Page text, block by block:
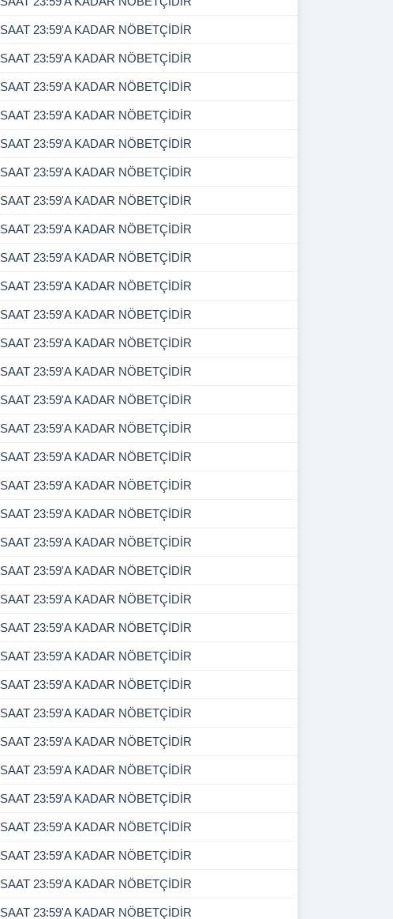
SAAT 23:59'A KADAR NÖBETÇİDİR
SAAT 23:59'A KADAR NÖBETÇİDİR
SAAT 23:59'A KADAR NÖBETÇİDİR
SAAT 23:59'A KADAR NÖBETÇİDİR
SAAT 23:59'A KADAR NÖBETÇİDİR
SAAT 23:59'A KADAR NÖBETÇİDİR
SAAT 23:59'A KADAR NÖBETÇİDİR
SAAT 23:59'A KADAR NÖBETÇİDİR
SAAT 23:59'A KADAR NÖBETÇİDİR
SAAT 23:59'A KADAR NÖBETÇİDİR
SAAT 23:59'A KADAR NÖBETÇİDİR
SAAT 23:59'A KADAR NÖBETÇİDİR
SAAT 23:59'A KADAR NÖBETÇİDİR
SAAT 23:59'A KADAR NÖBETÇİDİR
SAAT 23:59'A KADAR NÖBETÇİDİR
SAAT 23:59'A KADAR NÖBETÇİDİR
SAAT 23:59'A KADAR NÖBETÇİDİR
SAAT 23:59'A KADAR NÖBETÇİDİR
SAAT 23:59'A KADAR NÖBETÇİDİR
SAAT 23:59'A KADAR NÖBETÇİDİR
SAAT 23:59'A KADAR NÖBETÇİDİR
SAAT 23:59'A KADAR NÖBETÇİDİR
SAAT 23:59'A KADAR NÖBETÇİDİR
SAAT 23:59'A KADAR NÖBETÇİDİR
SAAT 23:59'A KADAR NÖBETÇİDİR
SAAT 23:59'A KADAR NÖBETÇİDİR
SAAT 23:59'A KADAR NÖBETÇİDİR
SAAT 23:59'A KADAR NÖBETÇİDİR
SAAT 23:59'A KADAR NÖBETÇİDİR
SAAT 23:59'A KADAR NÖBETÇİDİR
SAAT 23:59'A KADAR NÖBETÇİDİR
SAAT 23:59'A KADAR NÖBETÇİDİR